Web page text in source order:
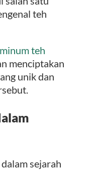
teh
teh
menciptakan
unik dan
sejarah